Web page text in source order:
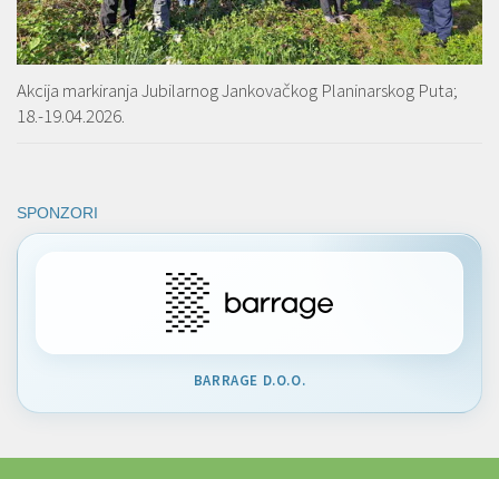
Akcija markiranja Jubilarnog Jankovačkog Planinarskog Puta;
18.-19.04.2026.
SPONZORI
BARRAGE D.O.O.